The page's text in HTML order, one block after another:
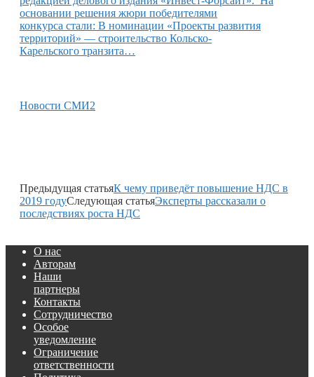
основании решения жюри победителями
конкурса стали: В номинации «Проекты развития
территорий» — строительство Кольско-
Карельского транзита…
Новости СМИ2
Предыдущая статьяК чему приведёт повышение НДС в
2019 годуСледующая статьяЭксперты рассказали о
последствиях роста НДС
О нас
Авторам
Наши
партнеры
Контакты
Сотрудничество
Особое
уведомление
Ограничение
ответственности